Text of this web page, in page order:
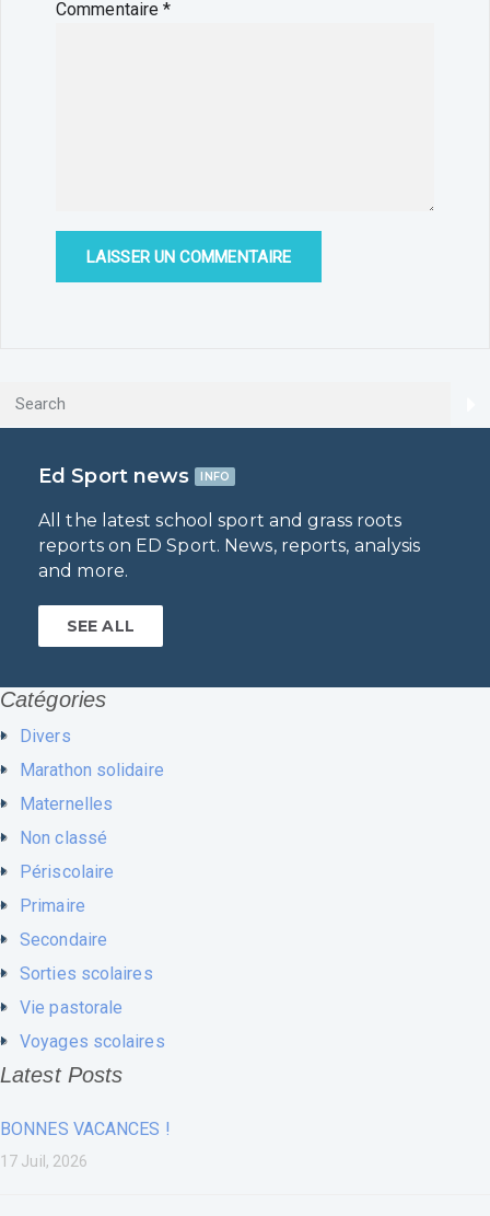
Commentaire*
Ed Sport news INFO
All the latest school sport and grass roots
reports on ED Sport. News, reports, analysis
and more.
SEE ALL
Catégories
Divers
Marathon solidaire
Maternelles
Non classé
Périscolaire
Primaire
Secondaire
Sorties scolaires
Vie pastorale
Voyages scolaires
Latest Posts
BONNES VACANCES !
17 Juil, 2026